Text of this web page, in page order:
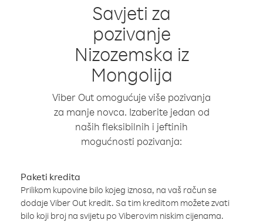
Savjeti za
pozivanje
Nizozemska iz
Mongolija
Viber Out omogućuje više pozivanja
za manje novca. Izaberite jedan od
naših fleksibilnih i jeftinih
mogućnosti pozivanja:
Paketi kredita
Prilikom kupovine bilo kojeg iznosa, na vaš račun se
dodaje Viber Out kredit. Sa tim kreditom možete zvati
bilo koji broj na svijetu po Viberovim niskim cijenama.